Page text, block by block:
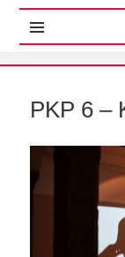
PKP 6 –